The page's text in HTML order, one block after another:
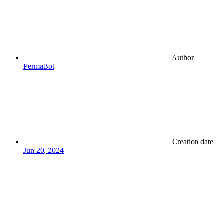
Author
PermaBot
Creation date
Jun 20, 2024